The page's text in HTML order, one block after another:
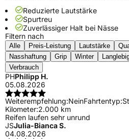
Reduzierte Lautstärke
Spurtreu
Zuverlässiger Halt bei Nässe
Filtern nach
Alle Preis-Leistung Lautstärke
Nasshaftung
Grip Winter
Verbrauch
PHPhilipp H.
05.08.2026
Weiterempfehlung:NeinFahrtentyp:
Kilometer:2.000 km
Reifen laufen sehr unrund
JSJulia-Bianca S.
04.08.2026